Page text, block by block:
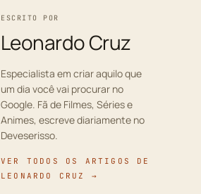
ESCRITO POR
Leonardo Cruz
Especialista em criar aquilo que
um dia você vai procurar no
Google. Fã de Filmes, Séries e
Animes, escreve diariamente no
Deveserisso.
VER TODOS OS ARTIGOS DE
LEONARDO CRUZ →